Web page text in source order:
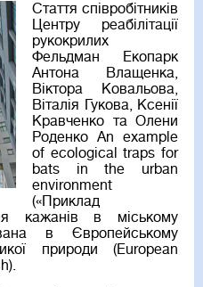
Стаття співробітників
Центру реабілітації
рукокрилих
Фельдман Екопарк
Антона Влащенка,
Віктора Ковальова,
Віталія Гукова, Ксенії
Кравченко та Олени
Роденко An example
of ecological traps for
bats in the urban
environment
(«Приклад
кажанів в міському
в Європейському
природи (European